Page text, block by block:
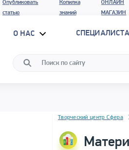
Опубликовать
статью
Копилка
знаний
ОНЛАЙН
МАГАЗИН
О НАС
Блок новостей
Творческий центр Сфера